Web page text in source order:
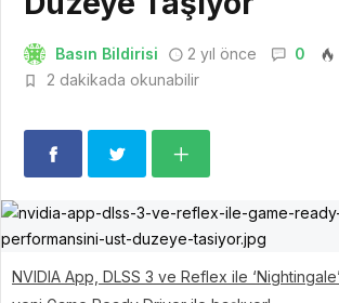
Basın Bildirisi 2 yıl önce 0
2 dakikada okunabilir
NVIDIA App, DLSS 3 ve Reflex ile